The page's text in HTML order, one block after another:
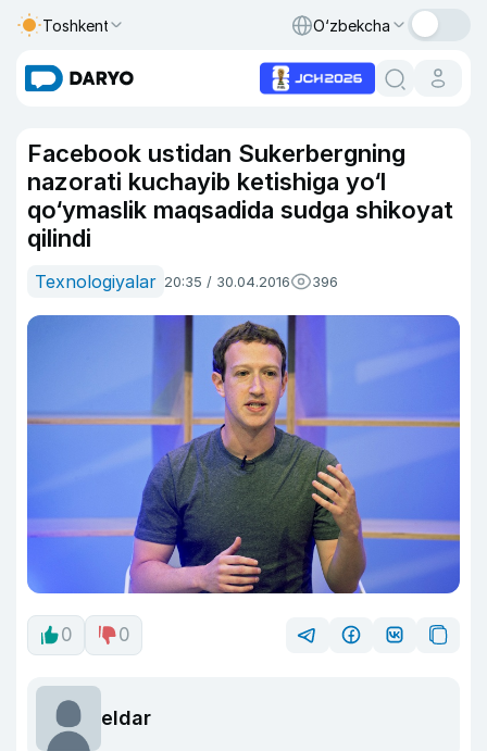
Toshkent O‘zbekcha
Facebook ustidan Sukerbergning
nazorati kuchayib ketishiga yo‘l
qo‘ymaslik maqsadida sudga shikoyat
qilindi
Texnologiyalar 20:35 / 30.04.2016 396
0 0
eldar